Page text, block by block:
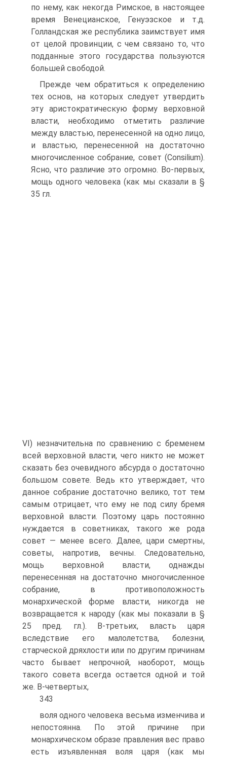
по нему, как некогда Римское, в настоящее
время Венецианское, Генуэзское и т.д.
Голландская же республика заимствует имя
от целой провинции, с чем связано то, что
подданные этого государства пользуются
большей свободой.
Прежде чем обратиться к определению
тех основ, на которых следует утвердить
эту аристократическую форму верховной
власти, необходимо отметить различие
между властью, перенесенной на одно лицо,
и властью, перенесенной на достаточно
многочисленное собрание, совет (Consilium).
Ясно, что различие это огромно. Во-первых,
мощь одного человека (как мы сказали в §
35 гл.
VI) незначительна по сравнению с бременем
всей верховной власти, чего никто не может
сказать без очевидного абсурда о достаточно
большом совете. Ведь кто утверждает, что
данное собрание достаточно велико, тот тем
самым отрицает, что ему не под силу бремя
верховной власти. Поэтому царь постоянно
нуждается в советниках, такого же рода
совет — менее всего. Далее, цари смертны,
советы, напротив, вечны. Следовательно,
мощь верховной власти, однажды
перенесенная на достаточно многочисленное
собрание, в противоположность
монархической форме власти, никогда не
возвращается к народу (как мы показали в §
25 пред. гл.). В-третьих, власть царя
вследствие его малолетства, болезни,
старческой дряхлости или по другим причинам
часто бывает непрочной, наоборот, мощь
такого совета всегда остается одной и той
же. В-четвертых,
343
воля одного человека весьма изменчива и
непостоянна. По этой причине при
монархическом образе правления вес право
есть изъявленная воля царя (как мы